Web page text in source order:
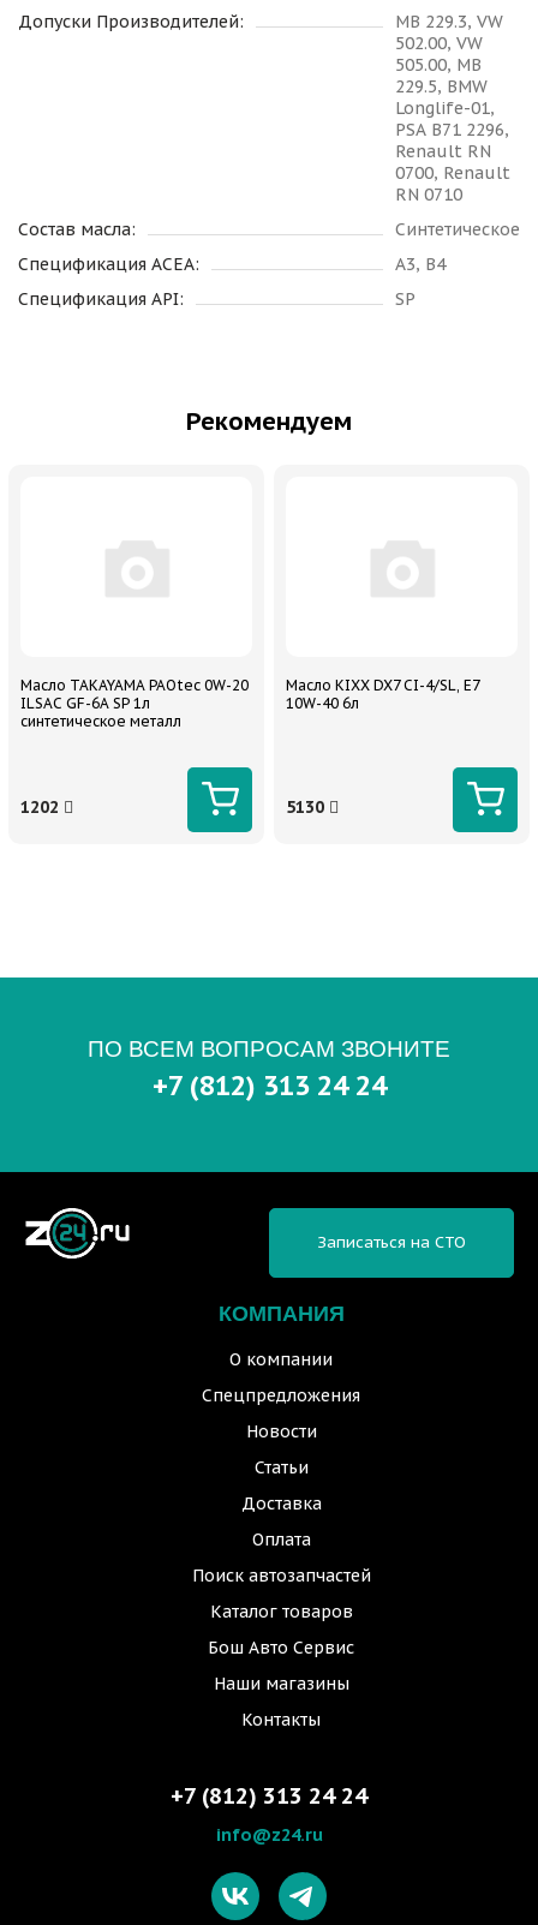
Допуски Производителей:
MB 229.3, VW
502.00, VW
505.00, MB
229.5, BMW
Longlife-01,
PSA B71 2296,
Renault RN
0700, Renault
RN 0710
Состав масла:
Синтетическое
Спецификация ACEA:
A3, B4
Спецификация API:
SP
Рекомендуем
Масло TAKAYAMA PAOtec 0W-20
ILSAC GF-6A SP 1л
синтетическое металл
1202
Масло KIXX DX7 CI-4/SL, E7
10W-40 6л
5130
ПО ВСЕМ ВОПРОСАМ ЗВОНИТЕ
+7 (812) 313 24 24
КОМПАНИЯ
О компании
Спецпредложения
Новости
Статьи
Доставка
Оплата
Поиск автозапчастей
Каталог товаров
Бош Авто Сервис
Наши магазины
Контакты
Записаться на СТО
+7 (812) 313 24 24
info@z24.ru